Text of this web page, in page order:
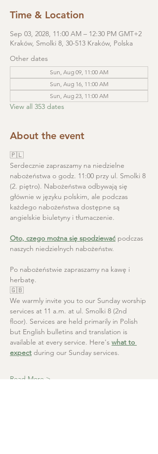
Time & Location
Sep 03, 2028, 11:00 AM – 12:30 PM GMT+2
Kraków, Smolki 8, 30-513 Kraków, Polska
Other dates
Sun, Aug 09, 11:00 AM
Sun, Aug 16, 11:00 AM
Sun, Aug 23, 11:00 AM
View all 353 dates
About the event
🇵🇱
Serdecznie zapraszamy na niedzielne
nabożeństwa o godz. 11:00 przy ul. Smolki 8
(2. piętro). Nabożeństwa odbywają się
głównie w języku polskim, ale podczas
każdego nabożeństwa dostępne są
angielskie biuletyny i tłumaczenie.
Oto, czego można się spodziewać podczas
naszych niedzielnych nabożeństw.
Po nabożeństwie zapraszamy na kawę i
herbatę.
🇬🇧
We warmly invite you to our Sunday worship
services at 11 a.m. at ul. Smolki 8 (2nd
floor). Services are held primarily in Polish
but English bulletins and translation is
available at every service. Here's what to
expect during our Sunday services.
Read More >